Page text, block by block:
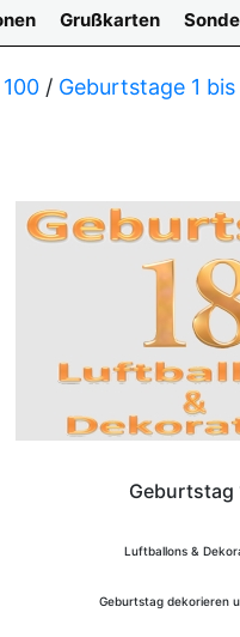
Grußkarten
/ Geburtstage 1 bis
Geburtstag
Luftballons &
Geburtstag dekorieren